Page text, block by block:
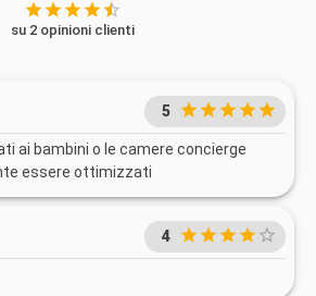
su 2 opinioni clienti
5
ai bambini o le camere concierge
essere ottimizzati
4